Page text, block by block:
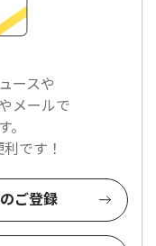
ースや
メールで
。
です！
ご登録